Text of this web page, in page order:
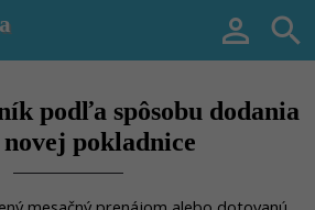
 
podľa spôsobu dodania
novej pokladnice